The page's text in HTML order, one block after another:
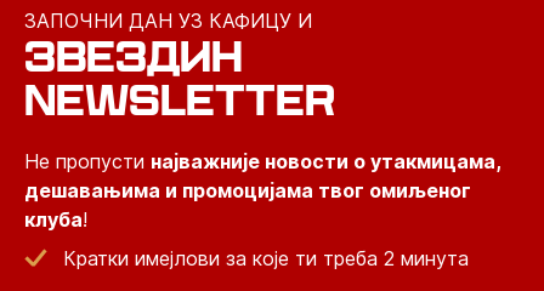
ЗАПОЧНИ ДАН УЗ КАФИЦУ И
ЗВЕЗДИН
NEWSLETTER
Не пропусти најважније новости о утакмицама,
дешавањима и промоцијама твог омиљеног
клуба!
Кратки имејлови за које ти треба 2 минута